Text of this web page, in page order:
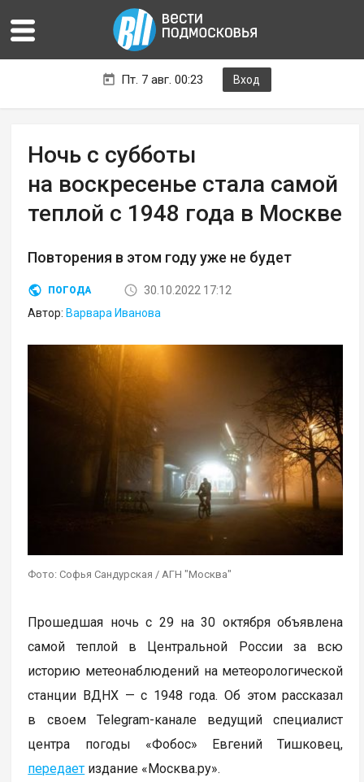
Пт. 7 авг. 00:23 Вход
Ночь с субботы
на воскресенье стала самой
теплой с 1948 года в Москве
Повторения в этом году уже не будет
ПОГОДА
30.10.2022 17:12
Автор: Варвара Иванова
Фото: Софья Сандурская / АГН "Москва"
Прошедшая ночь с 29 на 30 октября объявлена
самой теплой в Центральной России за всю
историю метеонаблюдений на метеорологической
станции ВДНХ — с 1948 года. Об этом рассказал
в своем Telegram-канале ведущий специалист
центра погоды «Фобос» Евгений Тишковец,
передает издание «Москва.ру».